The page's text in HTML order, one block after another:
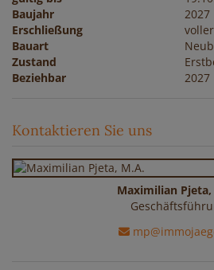
Baujahr
2027
Erschließung
Bauart
Zustand
Beziehbar
2027
Kontaktieren Sie uns
Maximilian Pjeta,